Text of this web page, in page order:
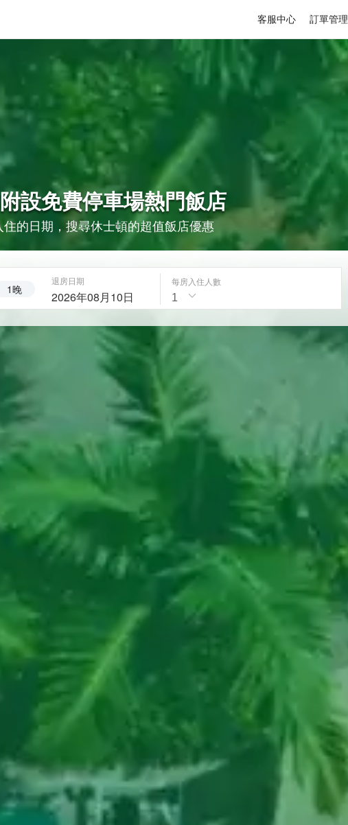
客服中心 訂單管理
附設免費停車場熱門飯店
的日期，搜尋休士頓的超值飯店優惠
1晚
退房日期
2026年08月10日
每房入住人數